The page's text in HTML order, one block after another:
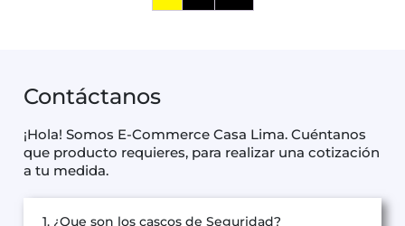
Contáctanos
¡Hola! Somos E-Commerce Casa Lima. Cuéntanos
que producto requieres, para realizar una cotización
a tu medida.
1. ¿Que son los cascos de Seguridad?